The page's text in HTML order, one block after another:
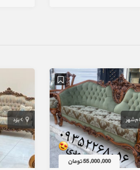
55,000,000 تومان
یزد